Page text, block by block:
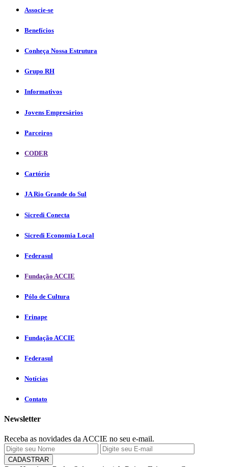
Associe-se
Benefícios
Conheça Nossa Estrutura
Grupo RH
Informativos
Jovens Empresários
Parceiros
CODER
Cartório
JA Rio Grande do Sul
Sicredi Conecta
Sicredi Economia Local
Federasul
Fundação ACCIE
Pólo de Cultura
Frinape
Fundação ACCIE
Federasul
Notícias
Contato
Newsletter
Receba as novidades da ACCIE no seu e-mail.